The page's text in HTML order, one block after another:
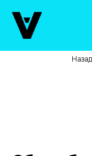
Назад